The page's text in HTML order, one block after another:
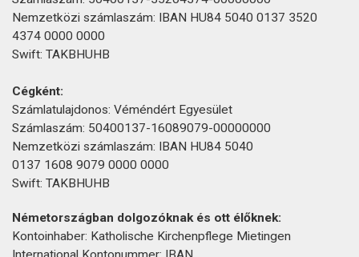
Nemzetközi számlaszám: IBAN HU84 5040 0137 3520
4374 0000 0000
Swift: TAKBHUHB
Cégként:
Számlatulajdonos: Véméndért Egyesület
Számlaszám: 50400137-16089079-00000000
Nemzetközi számlaszám: IBAN HU84 5040
0137 1608 9079 0000 0000
Swift: TAKBHUHB
Németországban dolgozóknak és ott élőknek:
Kontoinhaber: Katholische Kirchenpflege Mietingen